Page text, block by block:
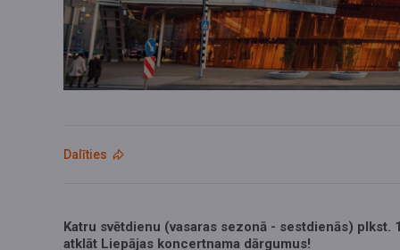
Dalīties
Katru svētdienu (vasaras sezonā - sestdienās)
atklāt Liepājas koncertnama dārgumus!